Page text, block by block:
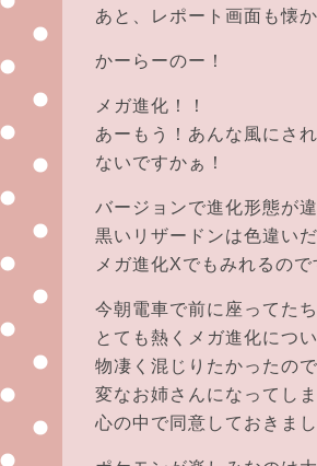
あと、レポート画面も懐
かーらーのー！
メガ進化！！
あーもう！あんな風にさ
ないですかぁ！
バージョンで進化形態が
黒いリザードンは色違い
メガ進化Xでもみれるの
今朝電車で前に座ってた
とても熱くメガ進化につ
物凄く混じりたかったの
変なお姉さんになってし
心の中で同意しておきま